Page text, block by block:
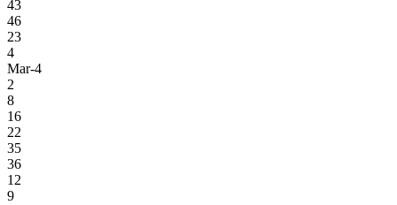
43
46
23
4
Mar-4
2
8
16
22
35
36
12
9